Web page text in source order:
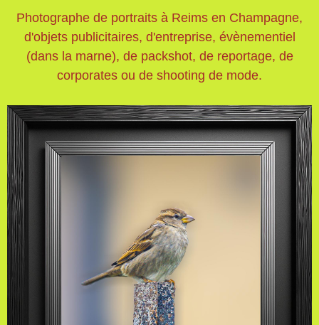
Photographe de portraits à Reims en Champagne,
d'objets publicitaires, d'entreprise, évènementiel
(dans la marne), de packshot, de reportage, de
corporates ou de shooting de mode.